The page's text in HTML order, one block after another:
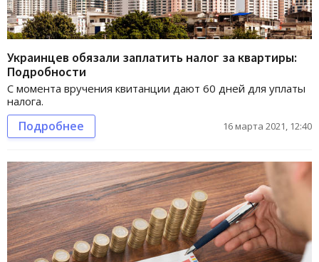
Украинцев обязали заплатить налог за квартиры:
Подробности
С момента вручения квитанции дают 60 дней для уплаты
налога.
Подробнее 16 марта 2021, 12:40